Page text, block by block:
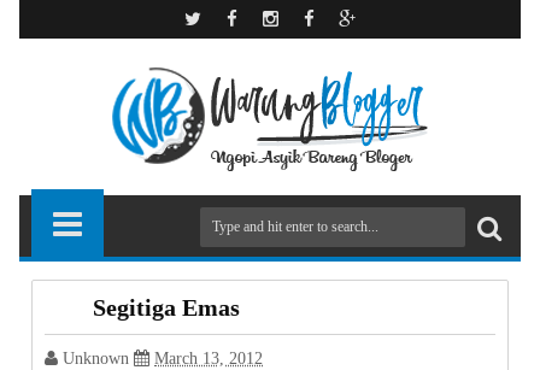
Segitiga Emas
Unknown March 13, 2012